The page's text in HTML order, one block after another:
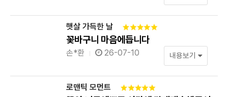
햇살 가득한 날
꽃바구니 마음에듭니다
손*환 26-07-10 내용보기
로맨틱 모먼트